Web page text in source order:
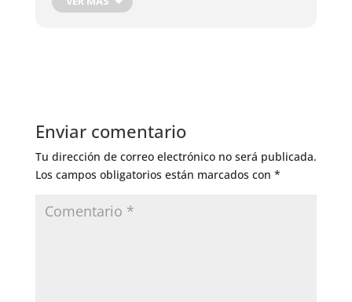
Cosecha Plantas Medicinales
Riego General
Enviar comentario
Tu dirección de correo electrónico no será publicada.
Los campos obligatorios están marcados con *